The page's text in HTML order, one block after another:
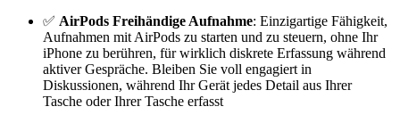
✅ AirPods Freihändige Aufnahme: Einzigartige Fähigkeit,
Aufnahmen mit AirPods zu starten und zu steuern, ohne Ihr
iPhone zu berühren, für wirklich diskrete Erfassung während
aktiver Gespräche. Bleiben Sie voll engagiert in
Diskussionen, während Ihr Gerät jedes Detail aus Ihrer
Tasche oder Ihrer Tasche erfasst